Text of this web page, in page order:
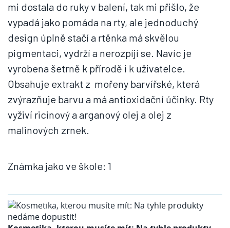
mi dostala do ruky v balení, tak mi přišlo, že
vypadá jako pomáda na rty, ale jednoduchý
design úplně stačí a rtěnka má skvělou
pigmentaci, vydrží a nerozpíjí se. Navíc je
vyrobena šetrně k přírodě i k uživatelce.
Obsahuje extrakt z mořeny barvířské, která
zvýrazňuje barvu a má antioxidační účinky. Rty
vyživí ricinový a arganový olej a olej z
malinových zrnek.
Známka jako ve škole: 1